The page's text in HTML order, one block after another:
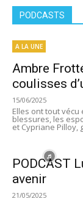
PODCASTS
A LA UNE
Ambre
coulisses
15/06/2025
Elles ont tout
blessures, les
et Cypriane Pilloy,
PODCAST
avenir
21/05/2025